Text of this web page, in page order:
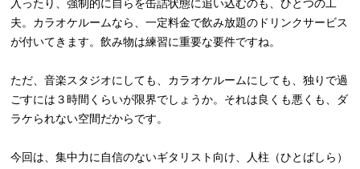
入ったり、強制的に自らを缶詰状態に追い込むのも、ひとつの工
夫。カラオケルームなら、一定料金で飲み放題のドリンクサービス
が付いてきます。飲み物は練習に重要な要件ですね。
ただ、音楽スタジオにしても、カラオケルームにしても、独りで過
ごすには３時間くらいが限界でしょうか。それは良くも悪くも、ダ
ラケられない空間だからです。
今回は、集中力に自信のないギタリスト向け、人柱（ひとばしら）